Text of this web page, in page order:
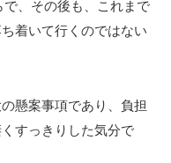
、その後も、これまで
着いて行くのではない
懸案事項であり、負担
すっきりした気分で